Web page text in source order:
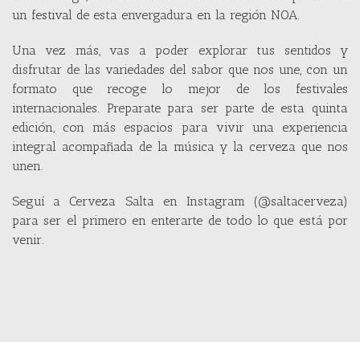
un festival de esta envergadura en la región NOA.
Una vez más, vas a poder explorar tus sentidos y
disfrutar de las variedades del sabor que nos une, con un
formato que recoge lo mejor de los festivales
internacionales. Preparate para ser parte de esta quinta
edición, con más espacios para vivir una experiencia
integral acompañada de la música y la cerveza que nos
unen.
Seguí a Cerveza Salta en Instagram (@saltacerveza)
para ser el primero en enterarte de todo lo que está por
venir.